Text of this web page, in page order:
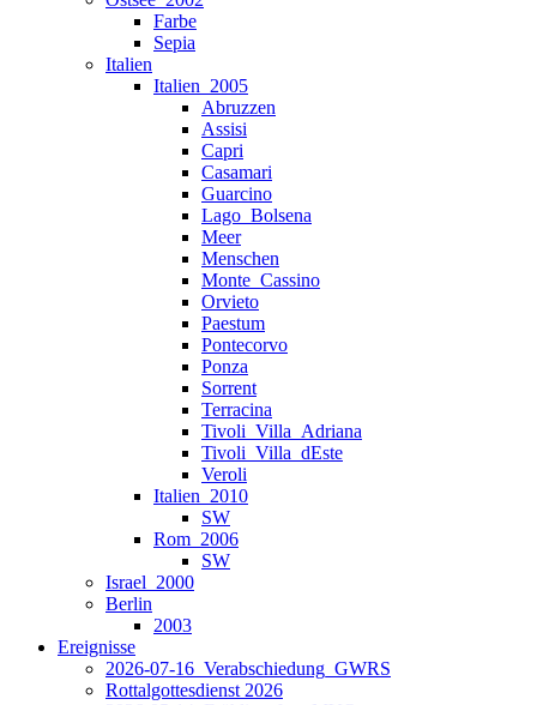
Farbe
Sepia
Italien
Italien_2005
Abruzzen
Assisi
Capri
Casamari
Guarcino
Lago_Bolsena
Meer
Menschen
Monte_Cassino
Orvieto
Paestum
Pontecorvo
Ponza
Sorrent
Terracina
Tivoli_Villa_Adriana
Tivoli_Villa_dEste
Veroli
Italien_2010
SW
Rom_2006
SW
Israel_2000
Berlin
2003
Ereignisse
2026-07-16_Verabschiedung_GWRS
Rottalgottesdienst 2026